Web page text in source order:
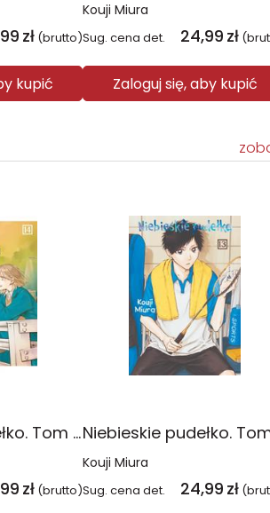
zł (brutto)
kupić
Kouji Miura
Sug. cena det. 24,99 zł
Zaloguj się, aby kupić
Niebieskie pudełko. Tom 14
zł (brutto)
Kouji Miura
Sug. cena det. 24,99 zł